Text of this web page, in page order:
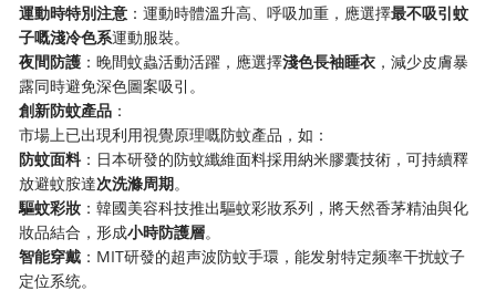
​運動時特別注意​ ​：運動時體溫升高、呼吸加重，應選擇​​最不吸引蚊
子嘅淺冷色系​​運動服裝。
​夜間防護​ ​：晚間蚊蟲活動活躍，應選擇​​淺色長袖睡衣​ ​，減少皮膚暴
露同時避免深色圖案吸引。
​創新防蚊產品​ ​：
市場上已出現利用視覺原理嘅防蚊產品，如：
​防蚊面料​​：日本研發的防蚊纖維面料採用納米膠囊技術，可持續釋
放避蚊胺達​​次洗滌周期​​。
​驅蚊彩妝​ ​：韓國美容科技推出驅蚊彩妝系列，將天然香茅精油與化
妝品結合，形成​​小時防護層​​。
​智能穿戴​ ​：MIT研發的超声波防蚊手環，能发射特定频率干扰蚊子
定位系统。